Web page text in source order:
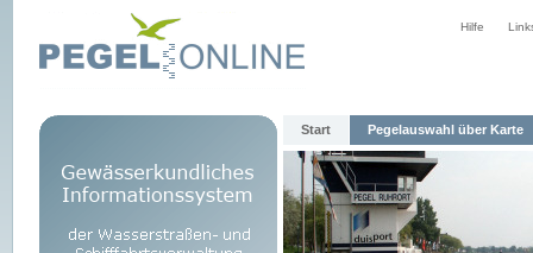
Hilfe
Start Pegelauswahl über Karte